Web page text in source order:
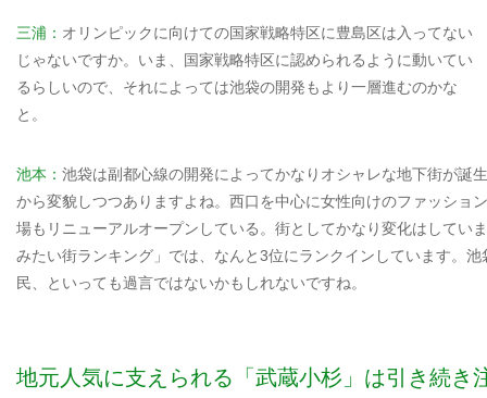
三浦： オリンピックに向けての国家戦略特区に豊島区は入ってない
じゃないですか。いま、国家戦略特区に認められるように動いてい
るらしいので、それによっては池袋の開発もより一層進むのかな
と。
池本： 池袋は副都心線の開発によってかなりオシャレな地下街が誕
から変貌しつつありますよね。西口を中心に女性向けのファッショ
場もリニューアルオープンしている。街としてかなり変化はしてい
みたい街ランキング」では、なんと3位にランクインしています。
民、といっても過言ではないかもしれないですね。
地元人気に支えられる「武蔵小杉」は引き続き